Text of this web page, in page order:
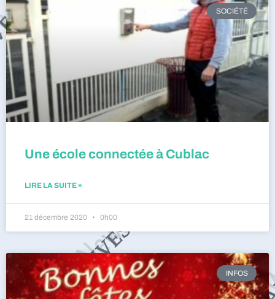
SOCIÉTÉ
Une école connectée à Cublac
LIRE LA SUITE »
21 décembre 2020 0h00
INFOS